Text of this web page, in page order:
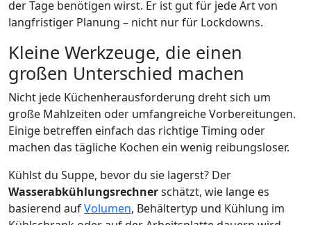
der Tage benötigen wirst. Er ist gut für jede Art von
langfristiger Planung – nicht nur für Lockdowns.
Kleine Werkzeuge, die einen
großen Unterschied machen
Nicht jede Küchenherausforderung dreht sich um
große Mahlzeiten oder umfangreiche Vorbereitungen.
Einige betreffen einfach das richtige Timing oder
machen das tägliche Kochen ein wenig reibungsloser.
Kühlst du Suppe, bevor du sie lagerst? Der
Wasserabkühlungsrechnerschätzt, wie lange es
basierend aufVolumen, Behältertyp und Kühlung im